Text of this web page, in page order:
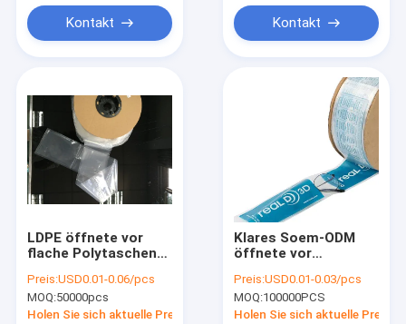
Kontakt Kontakt
LDPE öffnete vor
flache Polytaschen
Verpackmaschinen
Preis:USD0.01-0.06/pcs
MOQ:50000pcs
Holen Sie sich aktuelle Preis
Klares Soem-ODM
öffnete vor
Plastiktaschen
kundenspezifischen
Druck rollen
Preis:USD0.01-0.03/pcs
MOQ:100000PCS
Holen Sie sich aktuelle Preis